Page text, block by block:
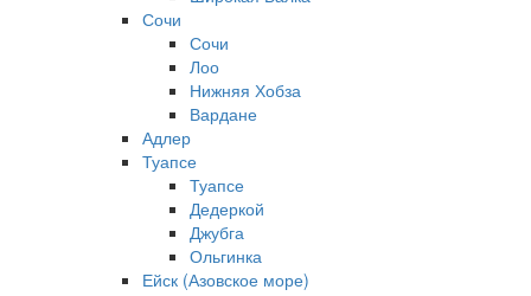
Сочи
Сочи
Лоо
Нижняя Хобза
Вардане
Адлер
Туапсе
Туапсе
Дедеркой
Джубга
Ольгинка
Ейск (Азовское море)